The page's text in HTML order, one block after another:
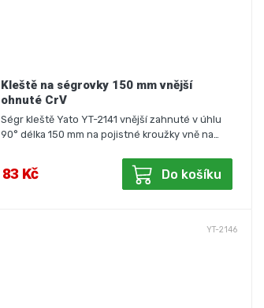
Kleště na ségrovky 150 mm vnější
ohnuté CrV
Ségr kleště Yato YT-2141 vnější zahnuté v úhlu
90° délka 150 mm na pojistné kroužky vně na…
83 Kč Do košíku
YT-2146